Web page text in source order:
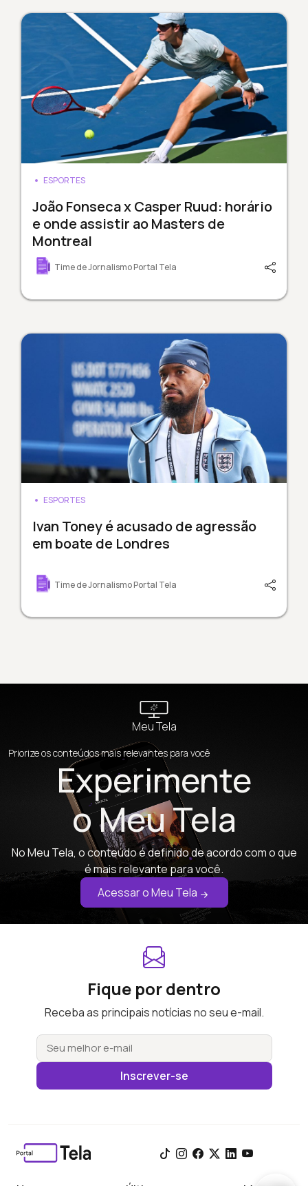
ESPORTES
João Fonseca x Casper Ruud: horário
e onde assistir ao Masters de
Montreal
Time de Jornalismo Portal Tela
ESPORTES
Ivan Toney é acusado de agressão
em boate de Londres
Time de Jornalismo Portal Tela
Meu Tela
Priorize os conteúdos mais relevantes para você
Experimente
o Meu Tela
No Meu Tela, o conteúdo é definido de acordo com o que
é mais relevante para você.
Acessar o Meu Tela
Fique por dentro
Receba as principais notícias no seu e-mail.
Inscrever-se